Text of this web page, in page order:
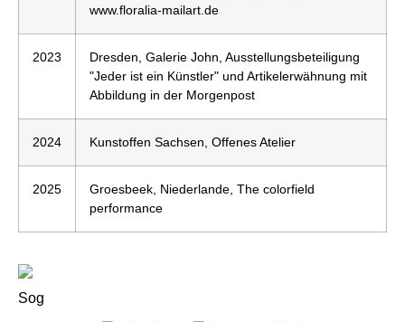
www.floralia-mailart.de
2023
Dresden, Galerie John, Ausstellungsbeteiligung
"Jeder ist ein Künstler" und Artikelerwähnung mit
Abbildung in der Morgenpost
2024 Kunstoffen Sachsen, Offenes Atelier
2025
Groesbeek, Niederlande, The colorfield
performance
Sog